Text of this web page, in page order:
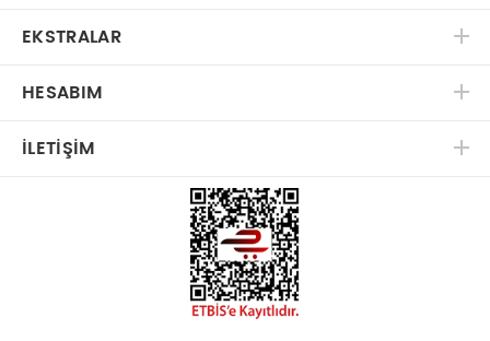
EKSTRALAR
HESABIM
İLETIŞIM